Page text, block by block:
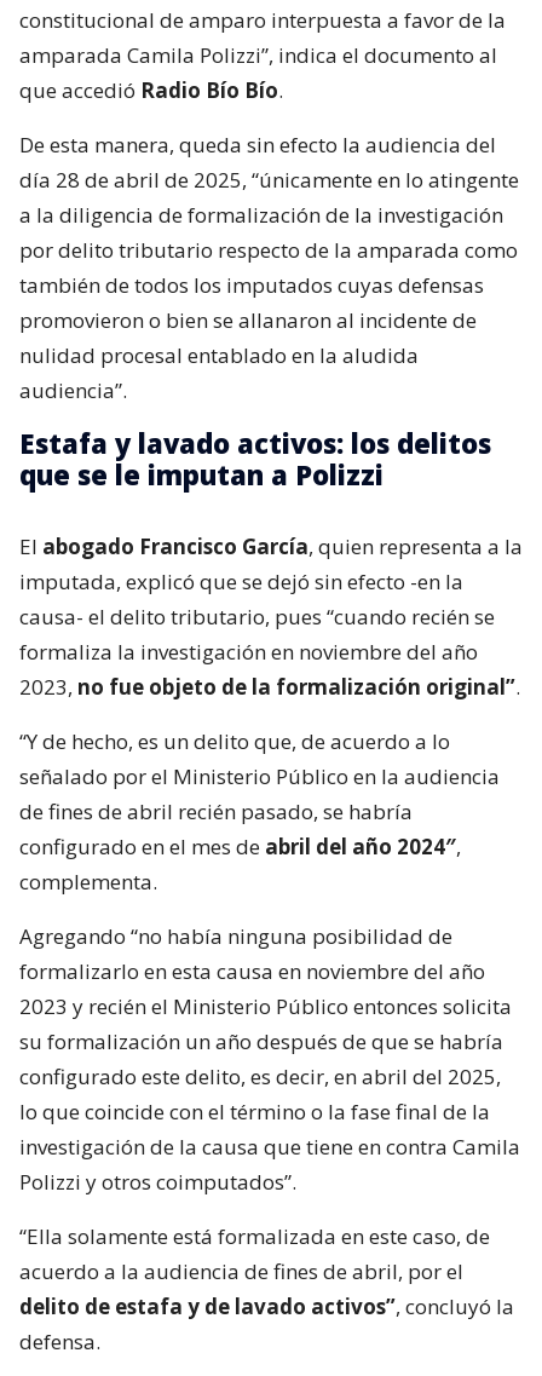
constitucional de amparo interpuesta a favor de la
amparada Camila Polizzi”, indica el documento al
que accedió Radio Bío Bío.
De esta manera, queda sin efecto la audiencia del
día 28 de abril de 2025, “únicamente en lo atingente
a la diligencia de formalización de la investigación
por delito tributario respecto de la amparada como
también de todos los imputados cuyas defensas
promovieron o bien se allanaron al incidente de
nulidad procesal entablado en la aludida
audiencia”.
Estafa y lavado activos: los delitos
que se le imputan a Polizzi
El abogado Francisco García, quien representa a la
imputada, explicó que se dejó sin efecto -en la
causa- el delito tributario, pues “cuando recién se
formaliza la investigación en noviembre del año
2023, no fue objeto de la formalización original”.
“Y de hecho, es un delito que, de acuerdo a lo
señalado por el Ministerio Público en la audiencia
de fines de abril recién pasado, se habría
configurado en el mes de abril del año 2024″,
complementa.
Agregando “no había ninguna posibilidad de
formalizarlo en esta causa en noviembre del año
2023 y recién el Ministerio Público entonces solicita
su formalización un año después de que se habría
configurado este delito, es decir, en abril del 2025,
lo que coincide con el término o la fase final de la
investigación de la causa que tiene en contra Camila
Polizzi y otros coimputados”.
“Ella solamente está formalizada en este caso, de
acuerdo a la audiencia de fines de abril, por el
delito de estafa y de lavado activos”, concluyó la
defensa.